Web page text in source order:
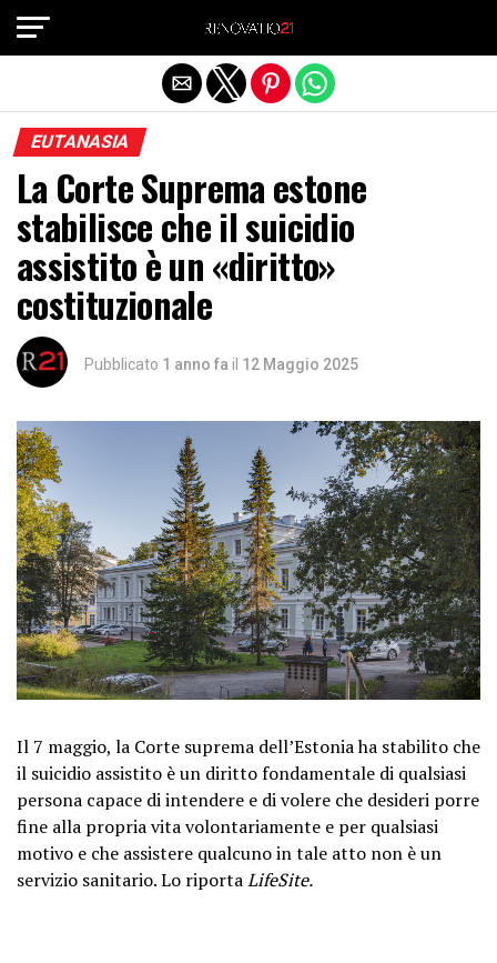
EUTANASIA
La Corte Suprema estone
stabilisce che il suicidio
assistito è un «diritto»
costituzionale
Pubblicato 1 anno fa il 12 Maggio 2025
Il 7 maggio, la Corte suprema dell’Estonia ha stabilito che
il suicidio assistito è un diritto fondamentale di qualsiasi
persona capace di intendere e di volere che desideri porre
fine alla propria vita volontariamente e per qualsiasi
motivo e che assistere qualcuno in tale atto non è un
servizio sanitario. Lo riportaLifeSite.
Exit mobile version